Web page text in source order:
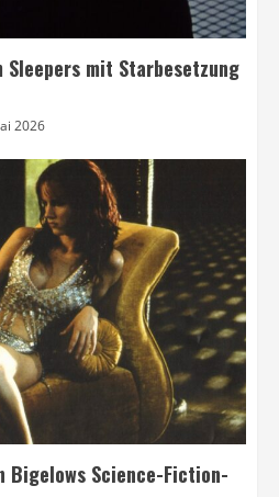
mit Starbesetzung
2026
Bigelows Science-Fiction-